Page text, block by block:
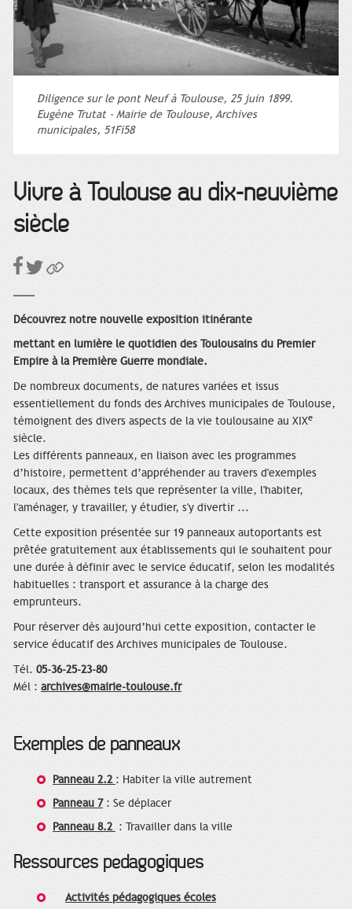
Diligence sur le pont Neuf à Toulouse, 25 juin 1899.
Eugène Trutat - Mairie de Toulouse, Archives
municipales, 51Fi58
Vivre à Toulouse au dix-neuvième
siècle
Découvrez notre nouvelle exposition itinérante
mettant en lumière le quotidien des Toulousains du Premier
Empire à la Première Guerre mondiale.
De nombreux documents, de natures variées et issus
essentiellement du fonds des Archives municipales de Toulouse,
témoignent des divers aspects de la vie toulousaine au XIXe
siècle.
Les différents panneaux, en liaison avec les programmes
d’histoire, permettent d’appréhender au travers d'exemples
locaux, des thèmes tels que représenter la ville, l'habiter,
l'aménager, y travailler, y étudier, s'y divertir ...
Cette exposition présentée sur 19 panneaux autoportants est
prêtée gratuitement aux établissements qui le souhaitent pour
une durée à définir avec le service éducatif, selon les modalités
habituelles : transport et assurance à la charge des
emprunteurs.
Pour réserver dès aujourd’hui cette exposition, contacter le
service éducatif des Archives municipales de Toulouse.
Tél. 05-36-25-23-80
Mél : archives@mairie-toulouse.fr
Exemples de panneaux
Panneau 2.2 : Habiter la ville autrement
Panneau 7: Se déplacer
Panneau 8.2 : Travailler dans la ville
Ressources pédagogiques
Activités pédagogiques écoles